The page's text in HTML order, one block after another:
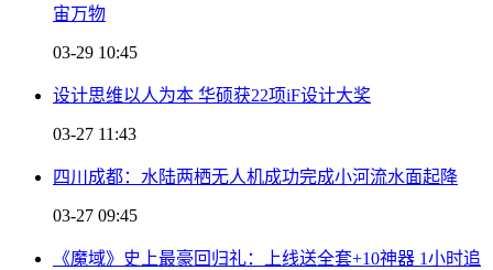
宙万物
03-29 10:45
设计思维以人为本 华硕获22项iF设计大奖
03-27 11:43
四川成都：水陆两栖无人机成功完成小河流水面起降
03-27 09:45
《魔域》史上最豪回归礼：上线送全套+10神器 1小时追